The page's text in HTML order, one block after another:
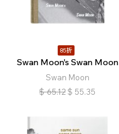
85折
Swan Moon's Swan Moon
Swan Moon
$ 65.12 $ 55.35